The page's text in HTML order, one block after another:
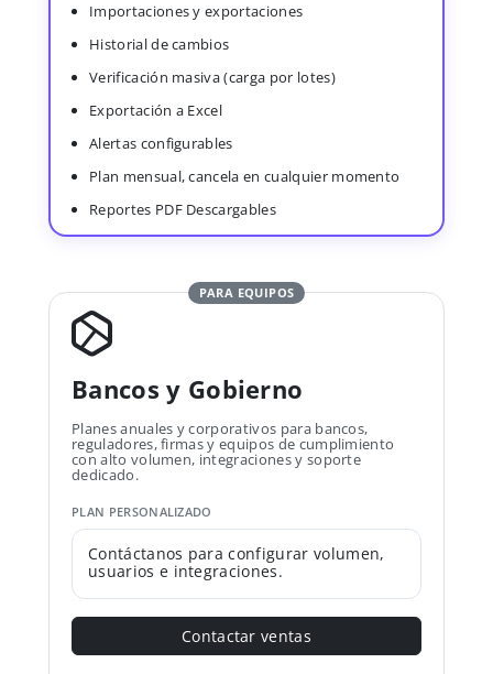
Importaciones y exportaciones
Historial de cambios
Verificación masiva (carga por lotes)
Exportación a Excel
Alertas configurables
Plan mensual, cancela en cualquier momento
Reportes PDF Descargables
PARA EQUIPOS
Bancos y Gobierno
Planes anuales y corporativos para bancos,
reguladores, firmas y equipos de cumplimiento
con alto volumen, integraciones y soporte
dedicado.
PLAN PERSONALIZADO
Contáctanos para configurar volumen,
usuarios e integraciones.
Contactar ventas